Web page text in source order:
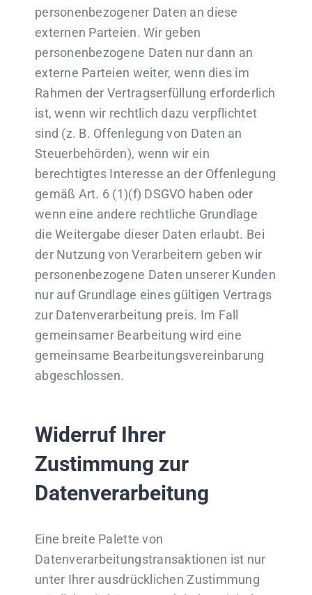
personenbezogener Daten an diese
externen Parteien. Wir geben
personenbezogene Daten nur dann an
externe Parteien weiter, wenn dies im
Rahmen der Vertragserfüllung erforderlich
ist, wenn wir rechtlich dazu verpflichtet
sind (z. B. Offenlegung von Daten an
Steuerbehörden), wenn wir ein
berechtigtes Interesse an der Offenlegung
gemäß Art. 6 (1)(f) DSGVO haben oder
wenn eine andere rechtliche Grundlage
die Weitergabe dieser Daten erlaubt. Bei
der Nutzung von Verarbeitern geben wir
personenbezogene Daten unserer Kunden
nur auf Grundlage eines gültigen Vertrags
zur Datenverarbeitung preis. Im Fall
gemeinsamer Bearbeitung wird eine
gemeinsame Bearbeitungsvereinbarung
abgeschlossen.
Widerruf Ihrer
Zustimmung zur
Datenverarbeitung
Eine breite Palette von
Datenverarbeitungstransaktionen ist nur
unter Ihrer ausdrücklichen Zustimmung